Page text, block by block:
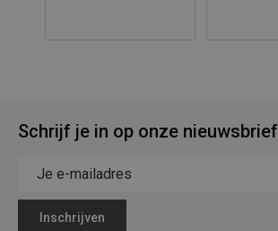
Schrijf je in op onze nieuwsbrief
Inschrijven